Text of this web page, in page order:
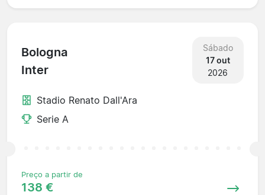
Bologna
Inter
Sábado
17 out
2026
Stadio Renato Dall'Ara
Serie A
Preço a partir de
138 €